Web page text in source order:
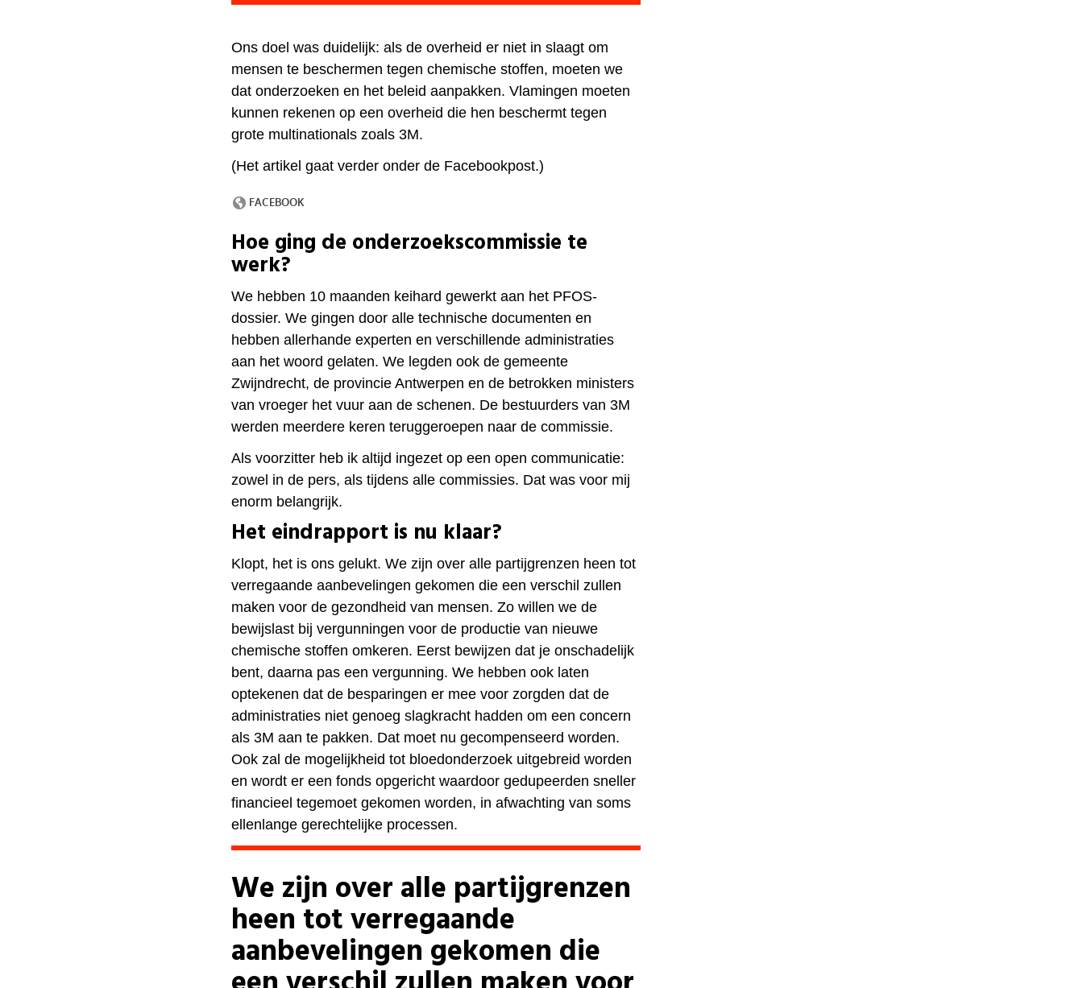
Ons doel was duidelijk: als de overheid er niet in slaagt om
mensen te beschermen tegen chemische stoffen, moeten we
dat onderzoeken en het beleid aanpakken. Vlamingen moeten
kunnen rekenen op een overheid die hen beschermt tegen
grote multinationals zoals 3M.
(Het artikel gaat verder onder de Facebookpost.)
Hoe ging de onderzoekscommissie te
werk?
We hebben 10 maanden keihard gewerkt aan het PFOS-
dossier. We gingen door alle technische documenten en
hebben allerhande experten en verschillende administraties
aan het woord gelaten. We legden ook de gemeente
Zwijndrecht, de provincie Antwerpen en de betrokken ministers
van vroeger het vuur aan de schenen. De bestuurders van 3M
werden meerdere keren teruggeroepen naar de commissie.
Als voorzitter heb ik altijd ingezet op een open communicatie:
zowel in de pers, als tijdens alle commissies. Dat was voor mij
enorm belangrijk.
Het eindrapport is nu klaar?
Klopt, het is ons gelukt. We zijn over alle partijgrenzen heen tot
verregaande aanbevelingen gekomen die een verschil zullen
maken voor de gezondheid van mensen. Zo willen we de
bewijslast bij vergunningen voor de productie van nieuwe
chemische stoffen omkeren. Eerst bewijzen dat je onschadelijk
bent, daarna pas een vergunning. We hebben ook laten
optekenen dat de besparingen er mee voor zorgden dat de
administraties niet genoeg slagkracht hadden om een concern
als 3M aan te pakken. Dat moet nu gecompenseerd worden.
Ook zal de mogelijkheid tot bloedonderzoek uitgebreid worden
en wordt er een fonds opgericht waardoor gedupeerden sneller
financieel tegemoet gekomen worden, in afwachting van soms
ellenlange gerechtelijke processen.
We zijn over alle partijgrenzen
heen tot verregaande
aanbevelingen gekomen die